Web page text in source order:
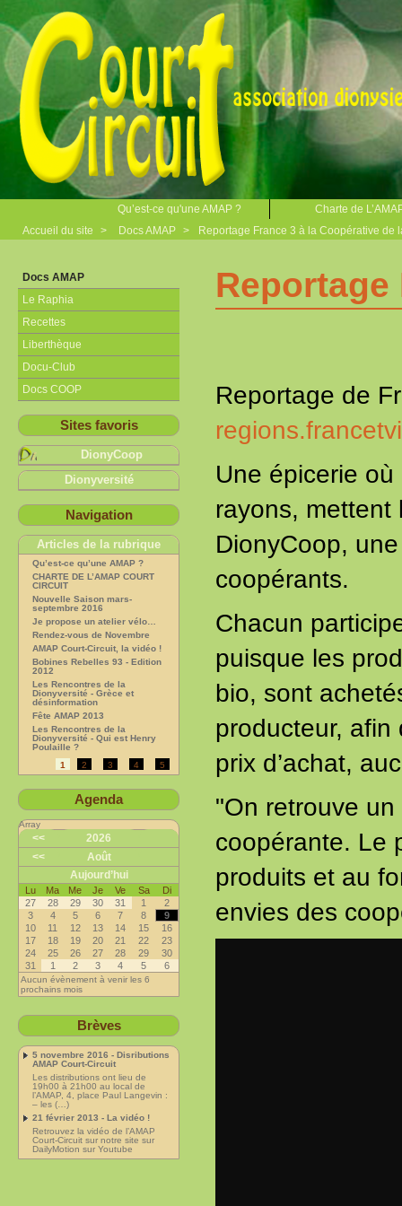
Qu’est-ce qu'une AMAP ?
Charte de
Accueil du site
> Docs AMAP > Reportage France 3 à la Coopérative de
Reportage
Reportage de
Une épicerie
rayons, mettent
DionyCoop,
coopérants.
Chacun
puisque les
bio, sont
producteur,
prix d’achat,
"On retrouve
coopérante. Le
produits et au
envies des
Docs AMAP
Le Raphia
Recettes
Liberthèque
Docu-Club
Docs COOP
Sites favoris
DionyCoop
Dionyversité
Navigation
Articles de la rubrique
Qu’est-ce qu’une AMAP ?
CHARTE DE L’AMAP COURT
CIRCUIT
Nouvelle Saison mars-
septembre 2016
Je propose un atelier vélo…
Rendez-vous de Novembre
AMAP Court-Circuit, la vidéo !
Bobines Rebelles 93 - Edition
2012
Les Rencontres de la
Dionyversité - Grèce et
désinformation
Fête AMAP 2013
Les Rencontres de la
Dionyversité - Qui est Henry
Poulaille ?
1
2 3 4 5
Agenda
Array
<<
2026
<<
Août
Aujourd’hui
Lu Ma Me Je Ve Sa
Di
27
28 29 30 31 1
2
3
4 5 6 7 8
9
10
11 12 13 14 15
16
17
18 19 20 21 22
23
24
25 26 27 28 29
30
31
1 2 3 4 5 6
Aucun évènement à venir les 6
prochains mois
Brèves
5 novembre 2016 - Disributions
AMAP Court-Circuit
Les distributions ont lieu de
19h00 à 21h00 au local de
l’AMAP, 4, place Paul Langevin :
– les (…)
21 février 2013 - La vidéo !
Retrouvez la vidéo de l’AMAP
Court-Circuit sur notre site sur
DailyMotion sur Youtube